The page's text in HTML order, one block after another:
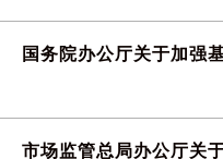
国务院办公厅关于加强
市场监管总局办公厅关